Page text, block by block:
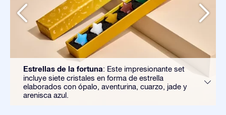
Estrellas de la fortuna: Este impresionante set
incluye siete cristales en forma de estrella
elaborados con ópalo, aventurina, cuarzo, jade y
arenisca azul.